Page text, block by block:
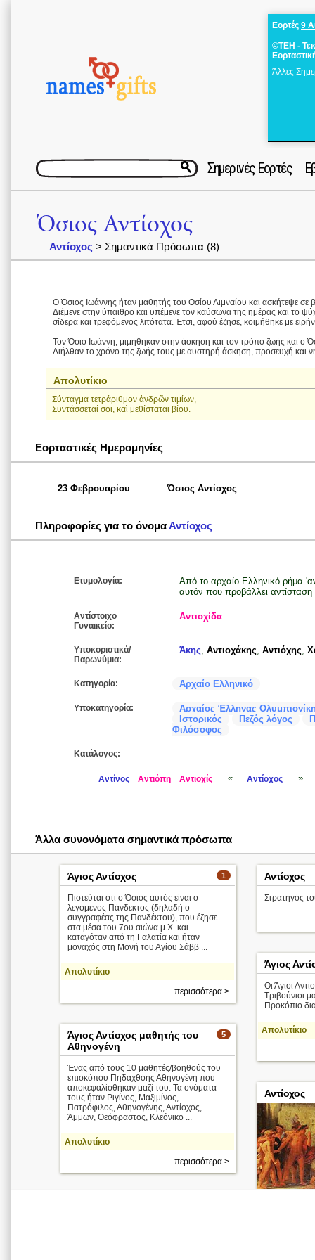
Εορτές 9
©ΤΕΗ -
Άλλες
Σημερινές Εορτές
Όσιος Αντίοχος
Αντίοχος > Σημαντικά Πρόσωπα (8)
Ο Όσιος Ιωάννης ήταν μαθητής του Οσίου Λιμναίου και ασκήτεψε
Διέμενε στην ύπαιθρο και υπέμενε τον καύσωνα της ημέρας και το
σίδερα και τρεφόμενος λιτότατα. Έτσι, αφού έζησε, κοιμήθηκε με
Τον Όσιο Ιωάννη, μιμήθηκαν στην άσκηση και τον τρόπο ζωής και ο
Διήλθαν το χρόνο της ζωής τους με αυστηρή άσκηση, προσευχή και
Απολυτίκιο
Σύνταγμα τετράριθμον ἀνδρῶν τιμίων,
Συντάσσεταί σοι, καὶ μεθίσταται βίου.
Εορταστικές Ημερομηνίες
23 Φεβρουαρίου Όσιος Αντίοχος
Πληροφορίες για το όνομαΑντίοχος
Ετυμολογία:
Από το αρχαίο Ελληνικό ρήμα
αυτόν που προβάλλει
Αντίστοιχο
Γυναικείο:
Αντιοχίδα
Υποκοριστικά/
Παρωνύμια:
Άκης, Αντιοχάκης, Αντιόχης,
Κατηγορία: Αρχαίο Ελληνικό
Υποκατηγορία:
Αρχαίος Έλληνας
Ιστορικός
Πεζός λόγος
Φιλόσοφος
Κατάλογος:
Αντίνος Αντιόπη Αντιοχίς « Αντίοχος »
Άλλα συνονόματα σημαντικά πρόσωπα
1
Άγιος Αντίοχος
Πιστεύται ότι ο Όσιος αυτός είναι ο
λεγόμενος Πάνδεκτος (δηλαδή ο
συγγραφέας της Πανδέκτου), που έζησε
στα μέσα του 7ου αιώνα μ.Χ. και
καταγόταν από τη Γαλατία και ήταν
μοναχός στη Μονή του Αγίου Σάββ ...
Απολυτίκιο
περισσότερα >
Αντίοχος
Στρατηγός
Άγιος
Οι Άγιοι
Τριβούνιοι
Προκόπιο
Απολυτίκιο
5
Άγιος Αντίοχος μαθητής του
Αθηνογένη
Ένας από τους 10 μαθητές/βοηθούς του
επισκόπου Πηδαχθόης Αθηνογένη που
αποκεφαλίσθηκαν μαζί του. Τα ονόματα
τους ήταν Ριγίνος, Μαξιμίνος,
Πατρόφιλος, Αθηνογένης, Αντίοχος,
Άμμων, Θεόφραστος, Κλεόνικο ...
Απολυτίκιο
περισσότερα >
Αντίοχος